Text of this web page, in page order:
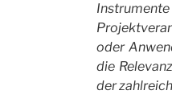
oder
die
der